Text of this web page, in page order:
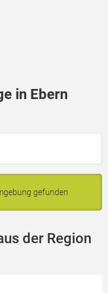
in Ebern
gefunden
der Region